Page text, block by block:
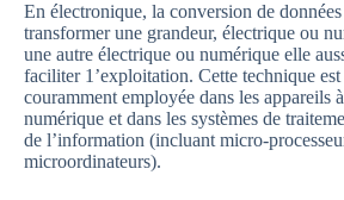
En électronique, la conversion de
transformer une grandeur, électrique ou
une autre électrique ou numérique elle
faciliter 1’exploitation. Cette technique
couramment employée dans les appareils
numérique et dans les systèmes de
de l’information (incluant micro-
microordinateurs).